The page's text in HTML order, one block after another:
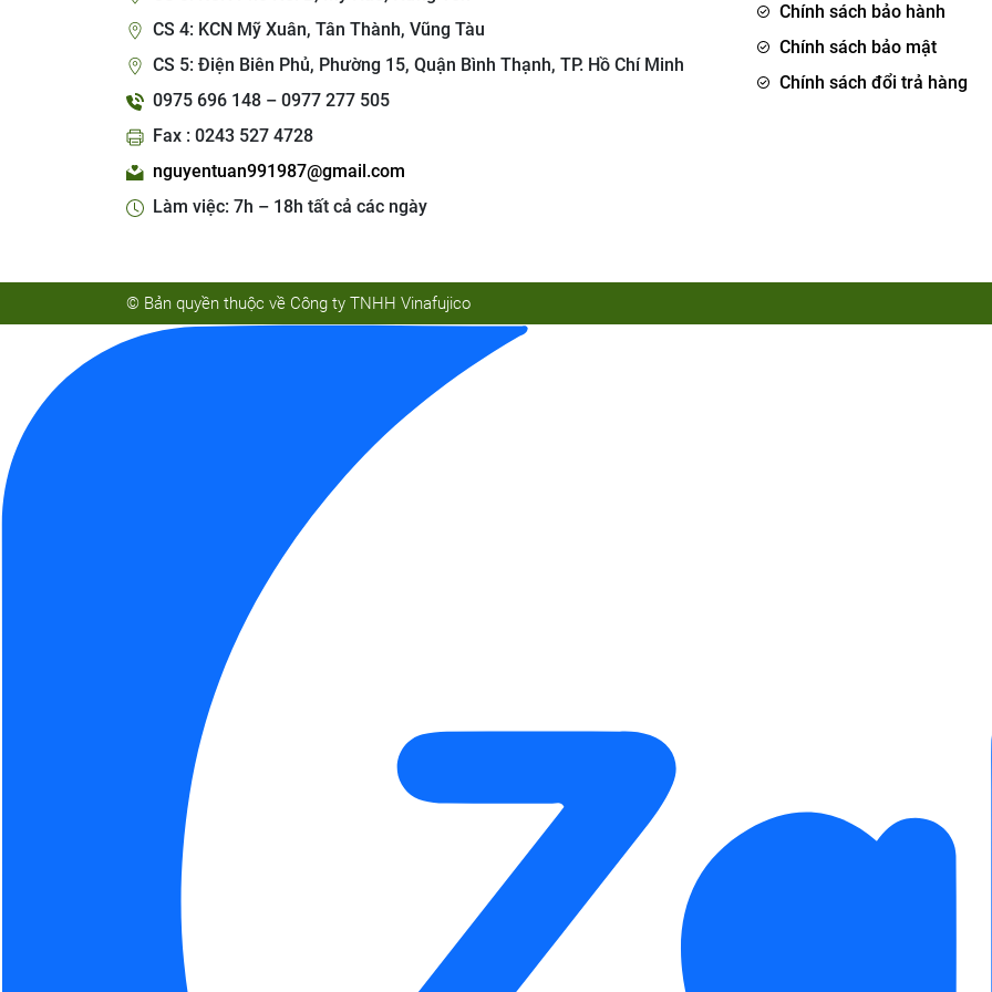
CS 4: KCN Mỹ Xuân, Tân Thành, Vũng Tàu
CS 5: Điện Biên Phủ, Phường 15, Quận Bình Thạnh, TP. Hồ Chí Minh
0975 696 148 – 0977 277 505
Fax : 0243 527 4728
nguyentuan991987@gmail.com
Làm việc: 7h – 18h tất cả các ngày
Chính sách bảo hành
Chính sách bảo mật
Chính sách đổi trả hàng
© Bản quyền thuộc về Công ty TNHH Vinafujico